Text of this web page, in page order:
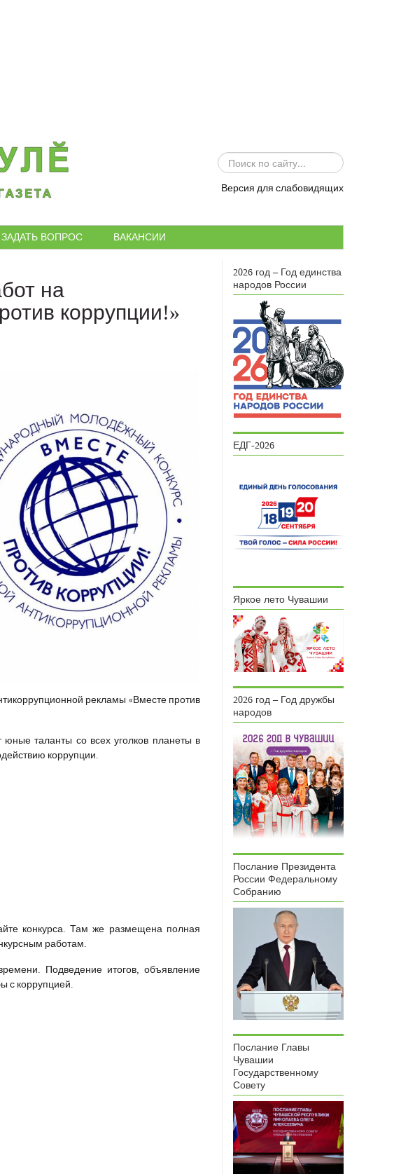
ИСКАТЬ...
Версия для слабовидящих
ЗАДАТЬ ВОПРОС ВАКАНСИИ
на
коррупции!»
рекламы «Вместе против
таланты со всех уголков планеты в
коррупции.
конкурса. Там же размещена полная
работам.
Подведение итогов, объявление
с коррупцией.
2026 год – Год единства
народов России
ЕДГ-2026
Яркое лето Чувашии
2026 год – Год дружбы
народов
Послание Президента
России Федеральному
Собранию
Послание Главы
Чувашии
Государственному
Совету